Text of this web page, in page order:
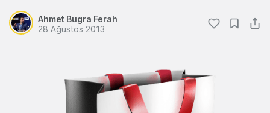
Ahmet Bugra Ferah
28 Ağustos 2013